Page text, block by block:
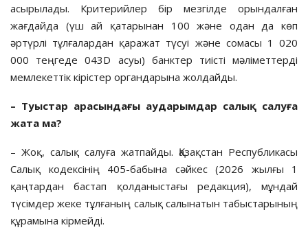
асырылады. Критерийлер бір мезгілде орындалған
жағдайда (үш ай қатарынан 100 және одан да көп
әртүрлі тұлғалардан қаражат түсуі және сомасы 1 020
000 теңгеде 043D асуы) банктер тиісті мәліметтерді
мемлекеттік кірістер органдарына жолдайды.
– Туыстар арасындағы аударымдар салық салуға
жата ма?
– Жоқ, салық салуға жатпайды. Қазақстан Республикасы
Салық кодексінің 405-бабына сәйкес (2026 жылғы 1
қаңтардан бастап қолданыстағы редакция), мұндай
түсімдер жеке тұлғаның салық салынатын табыстарының
құрамына кірмейді.